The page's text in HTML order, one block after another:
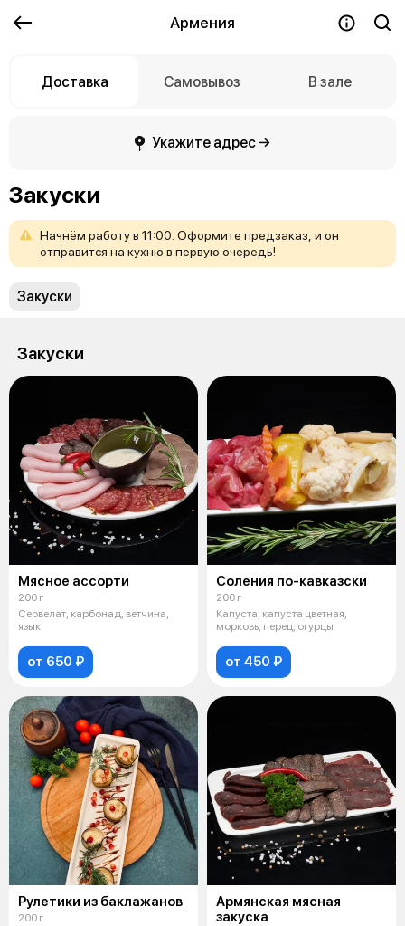
Армения
Доставка Самовывоз В зале
Укажите адрес →
Закуски
Начнём работув 11:00. Оформите предзаказ, и он
отправится на кухню в первую очередь!
Закуски
Закуски
Мясное ассорти
200 г
Сервелат, карбонад, ветчина,
язык
от 650 ₽
Соления по-кавказски
200 г
Капуста, капуста цветная,
морковь, перец, огурцы
от 450 ₽
Рулетики из баклажанов
200 г
Армянская мясная
закуска